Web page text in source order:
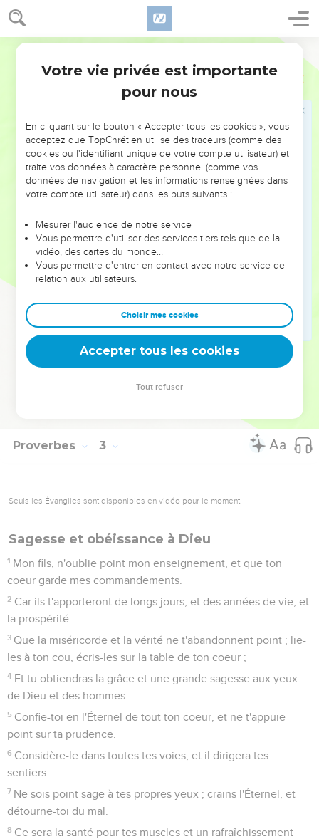
Proverbes 2
12 Pour te délivrer du mauvais chemin, et de l'homme qui
marcher dans les voies des ténèbres ;
Qui se réjouissent de mal faire et qui prennent plaisir dans
Dont les chemins sont détournés, et qui suivent des voies
tortueuses.
Tu seras aussi délivré de la femme étrangère, et de la
femme d'autrui, dont les paroles sont flatteuses ;
oublié l'alliance de son Dieu.
Car sa maison penche vers la mort, son chemin mène chez
les morts.
Pas un de ceux qui vont vers elle n'en revient, ni ne
retrouve les sentiers de la vie.
Ainsi tu marcheras dans la voie des gens de bien, tu
garderas les sentiers des justes.
Car ceux qui sont droits habiteront la terre, et les hommes
Proverbes 3
Seuls les Évangiles sont disponibles en vidéo pour le moment.
Sagesse et obéissance à Dieu
1 Mon fils, n'oublie point mon enseignement, et que ton
coeur garde mes commandements.
2 Car ils t'apporteront de longs jours, et des années de vie, et
la prospérité.
3 Que la miséricorde et la vérité ne t'abandonnent point ; lie-
les à ton cou, écris-les sur la table de ton coeur ;
4 Et tu obtiendras la grâce et une grande sagesse aux yeux
de Dieu et des hommes.
5 Confie-toi en l'Éternel de tout ton coeur, et ne t'appuie
point sur ta prudence.
6 Considère-le dans toutes tes voies, et il dirigera tes
sentiers.
7 Ne sois point sage à tes propres yeux ; crains l'Éternel, et
détourne-toi du mal.
8 Ce sera la santé pour tes muscles et un rafraîchissement
Votre vie privée est importante
pour nous
En cliquant sur le bouton « Accepter tous les cookies », vous
acceptez que TopChrétien utilise des traceurs (comme des
cookies ou l'identifiant unique de votre compte utilisateur) et
traite vos données à caractère personnel (comme vos
données de navigation et les informations renseignées dans
votre compte utilisateur) dans les buts suivants :
Mesurer l'audience de notre service
Vous permettre d'utiliser des services tiers tels que de la
vidéo, des cartes du monde…
Vous permettre d'entrer en contact avec notre service de
relation aux utilisateurs.
Choisir mes cookies
Accepter tous les cookies
Tout refuser